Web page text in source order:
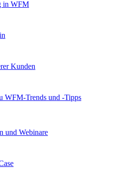
in WFM
Kunden
WFM-Trends und -Tipps
und Webinare